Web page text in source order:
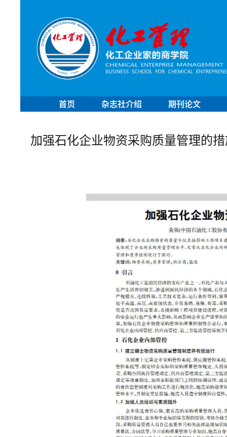
首页 杂志社介绍 期刊论文
加强石化企业物资采购质量管理的